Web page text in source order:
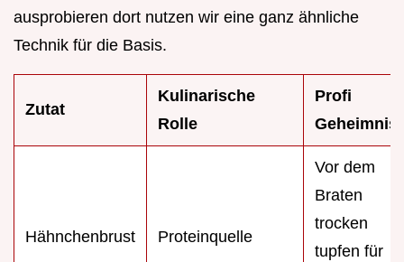
ausprobieren dort nutzen wir eine ganz ähnliche
Technik für die Basis.
Zutat
Kulinarische
Rolle
Profi
Geheimnis
Hähnchenbrust Proteinquelle
Vor dem
Braten
trocken
tupfen für